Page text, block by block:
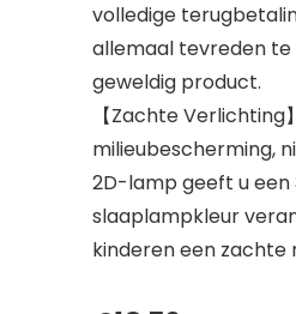
volledige
allemaal tevreden
geweldig product.
【Zachte
milieubescherming,
2D-lamp geeft u
slaaplampkleur
kinderen een